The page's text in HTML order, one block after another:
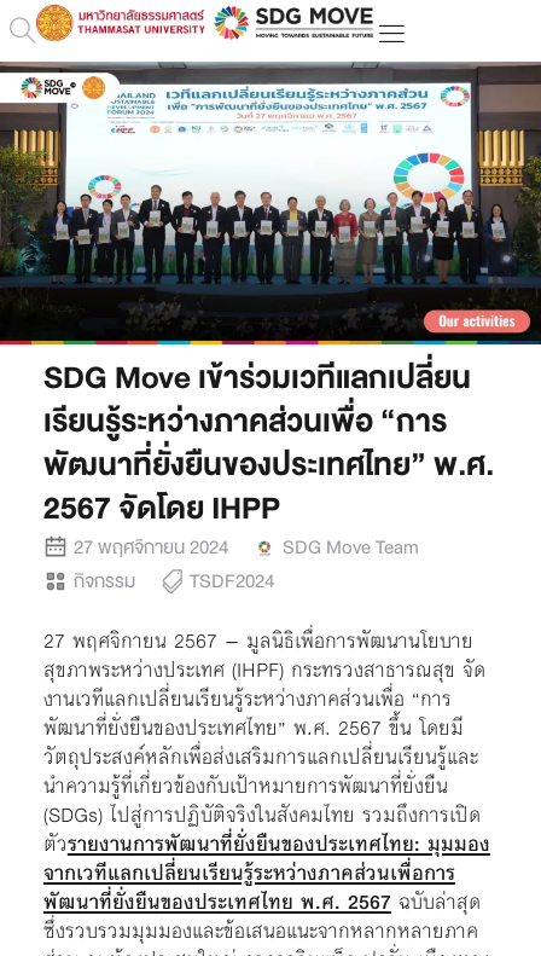
SDG Move เข้าร่วมเวทีแลกเปลี่ยน
เรียนรู้ระหว่างภาคส่วนเพื่อ “การ
พัฒนาที่ยั่งยืนของประเทศไทย” พ.ศ.
2567 จัดโดย IHPP
27 พฤศจิกายน 2024
SDG Move Team
กิจกรรม
TSDF2024
27 พฤศจิกายน 2567 – มูลนิธิเพื่อการพัฒนานโยบาย
สุขภาพระหว่างประเทศ (IHPF) กระทรวงสาธารณสุข จัด
งานเวทีแลกเปลี่ยนเรียนรู้ระหว่างภาคส่วนเพื่อ “การ
พัฒนาที่ยั่งยืนของประเทศไทย” พ.ศ. 2567 ขึ้น โดยมี
วัตถุประสงค์หลักเพื่อส่งเสริมการแลกเปลี่ยนเรียนรู้และ
นำความรู้ที่เกี่ยวข้องกับเป้าหมายการพัฒนาที่ยั่งยืน
(SDGs) ไปสู่การปฏิบัติจริงในสังคมไทย รวมถึงการเปิด
ตัวรายงานการพัฒนาที่ยั่งยืนของประเทศไทย: มุมมอง
จากเวทีแลกเปลี่ยนเรียนรู้ระหว่างภาคส่วนเพื่อการ
พัฒนาที่ยั่งยืนของประเทศไทย พ.ศ. 2567ฉบับล่าสุด
ซึ่งรวบรวมมุมมองและข้อเสนอแนะจากหลากหลายภาค